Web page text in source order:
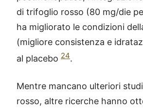
di trifoglio rosso (80 mg/die
ha migliorato le condizioni
(migliore consistenza e
al placebo 24.
Mentre mancano ulteriori
rosso, altre ricerche hanno